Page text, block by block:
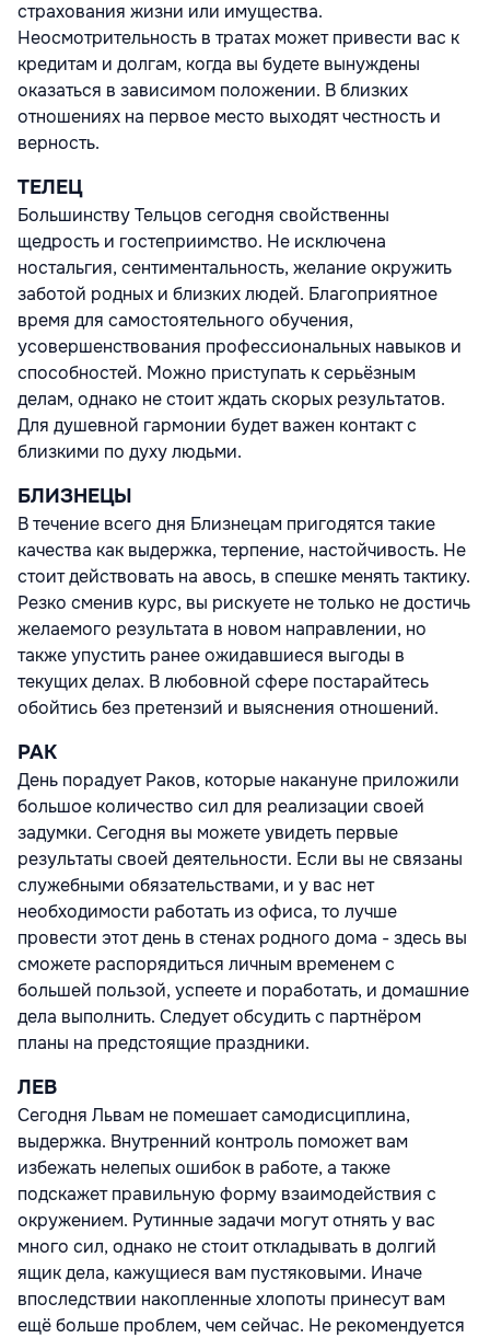
страхования жизни или имущества.
Неосмотрительность в тратах может привести вас к
кредитам и долгам, когда вы будете вынуждены
оказаться в зависимом положении. В близких
отношениях на первое место выходят честность и
верность.
ТЕЛЕЦ
Большинству Тельцов сегодня свойственны
щедрость и гостеприимство. Не исключена
ностальгия, сентиментальность, желание окружить
заботой родных и близких людей. Благоприятное
время для самостоятельного обучения,
усовершенствования профессиональных навыков и
способностей. Можно приступать к серьёзным
делам, однако не стоит ждать скорых результатов.
Для душевной гармонии будет важен контакт с
близкими по духу людьми.
БЛИЗНЕЦЫ
В течение всего дня Близнецам пригодятся такие
качества как выдержка, терпение, настойчивость. Не
стоит действовать на авось, в спешке менять тактику.
Резко сменив курс, вы рискуете не только не достичь
желаемого результата в новом направлении, но
также упустить ранее ожидавшиеся выгоды в
текущих делах. В любовной сфере постарайтесь
обойтись без претензий и выяснения отношений.
РАК
День порадует Раков, которые накануне приложили
большое количество сил для реализации своей
задумки. Сегодня вы можете увидеть первые
результаты своей деятельности. Если вы не связаны
служебными обязательствами, и у вас нет
необходимости работать из офиса, то лучше
провести этот день в стенах родного дома - здесь вы
сможете распорядиться личным временем с
большей пользой, успеете и поработать, и домашние
дела выполнить. Следует обсудить с партнёром
планы на предстоящие праздники.
ЛЕВ
Сегодня Львам не помешает самодисциплина,
выдержка. Внутренний контроль поможет вам
избежать нелепых ошибок в работе, а также
подскажет правильную форму взаимодействия с
окружением. Рутинные задачи могут отнять у вас
много сил, однако не стоит откладывать в долгий
ящик дела, кажущиеся вам пустяковыми. Иначе
впоследствии накопленные хлопоты принесут вам
ещё больше проблем, чем сейчас. Не рекомендуется